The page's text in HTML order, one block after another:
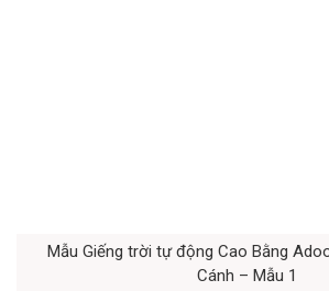
Mẫu Giếng trời tự động Cao Bằng
Cánh – Mẫu 1